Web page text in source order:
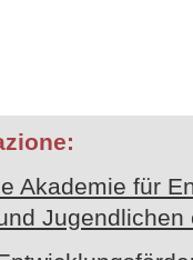
Akademie für
Jugendlichen